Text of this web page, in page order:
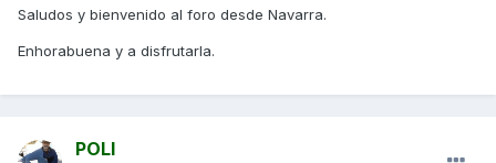
Saludos y bienvenido al foro desde Navarra.
Enhorabuena y a disfrutarla.
POLI